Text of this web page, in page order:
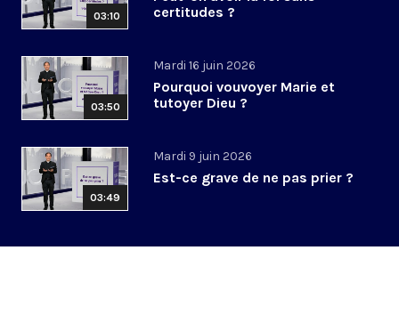
03:10
certitudes ?
03:50
Mardi 16 juin 2026
Pourquoi vouvoyer Marie et
tutoyer Dieu ?
03:49
Mardi 9 juin 2026
Est-ce grave de ne pas prier ?